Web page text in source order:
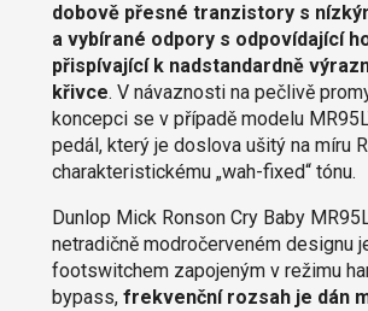
dobově přesné tranzistory s
a vybírané odpory s odpovídající
přispívající k nadstandardně
křivce. V návaznosti na pečlivě
koncepci se v případě modelu
pedál, který je doslova ušitý na míru
charakteristickému „wah-fixed“ tónu.
Dunlop Mick Ronson Cry Baby
netradičně modročerveném designu
footswitchem zapojeným v režimu
bypass, frekvenční rozsah je dán